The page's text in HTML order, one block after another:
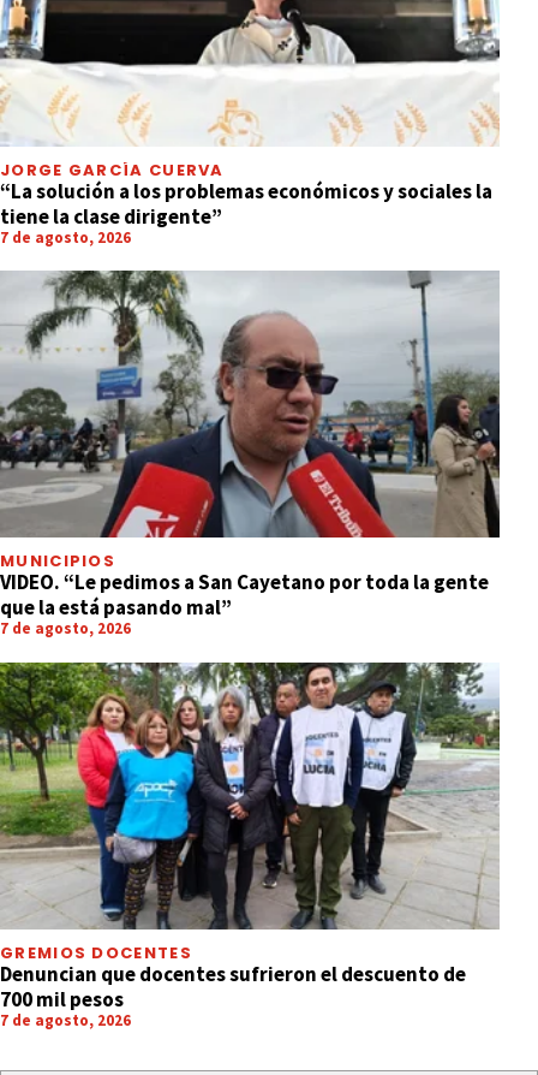
JORGE GARCÍA CUERVA
“La solución a los problemas económicos y sociales la
tiene la clase dirigente”
7 de agosto, 2026
MUNICIPIOS
VIDEO. “Le pedimos a San Cayetano por toda la gente
que la está pasando mal”
7 de agosto, 2026
GREMIOS DOCENTES
Denuncian que docentes sufrieron el descuento de
700 mil pesos
7 de agosto, 2026